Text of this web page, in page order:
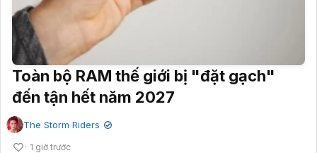
Toàn bộ RAM thế giới bị "đặt gạch"
đến tận hết năm 2027
The Storm Riders ✔
1 giờ trước